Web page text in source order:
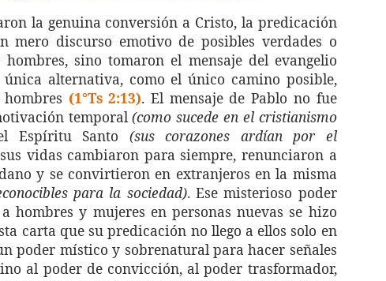
la genuina conversión a Cristo, la predicación
mero discurso emotivo de posibles verdades o
sino tomaron el mensaje del evangelio
alternativa, como el único camino posible,
(1°Ts 2:13). El mensaje de Pablo no fue
temporal(como sucede en el cristianismo
Espíritu Santo (sus corazones ardían por el
vidas cambiaron para siempre, renunciaron a
y se convirtieron en extranjeros en la misma
para la sociedad). Ese misterioso poder
hombres y mujeres en personas nuevas se hizo
carta que su predicación no llego a ellos solo en
poder místico y sobrenatural para hacer señales
al poder de convicción, al poder trasformador,